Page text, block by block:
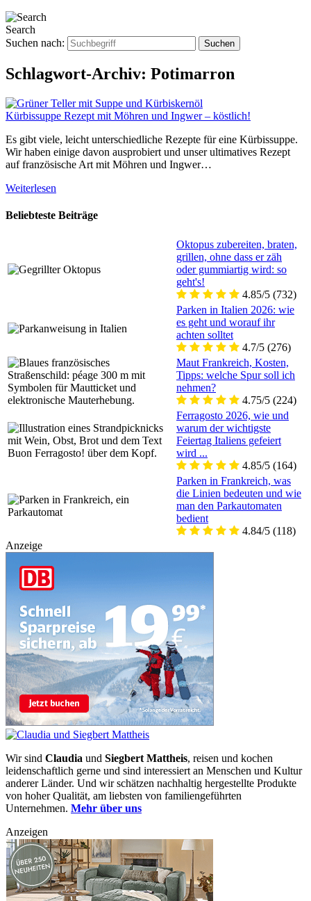
Search
Suchen nach:
Schlagwort-Archiv: Potimarron
Kürbissuppe Rezept mit Möhren und Ingwer – köstlich!
Es gibt viele, leicht unterschiedliche Rezepte für eine Kürbissuppe.
Wir haben einige davon ausprobiert und unser ultimatives Rezept
auf französische Art mit Möhren und Ingwer…
Weiterlesen
Beliebteste Beiträge
Oktopus zubereiten, braten,
grillen, ohne dass er zäh
oder gummiartig wird: so
geht's!
4.85/5 (732)
Parken in Italien 2026: wie
es geht und worauf ihr
achten solltet
4.7/5 (276)
Maut Frankreich, Kosten,
Tipps: welche Spur soll ich
nehmen?
4.75/5 (224)
Ferragosto 2026, wie und
warum der wichtigste
Feiertag Italiens gefeiert
wird ...
4.85/5 (164)
Parken in Frankreich, was
die Linien bedeuten und wie
man den Parkautomaten
bedient
4.84/5 (118)
Anzeige
Wir sind Claudia und Siegbert Mattheis, reisen und kochen
leidenschaftlich gerne und sind interessiert an Menschen und Kultur
anderer Länder. Und wir schätzen nachhaltig hergestellte Produkte
von hoher Qualität, am liebsten von familiengeführten
Unternehmen. Mehr über uns
Anzeigen